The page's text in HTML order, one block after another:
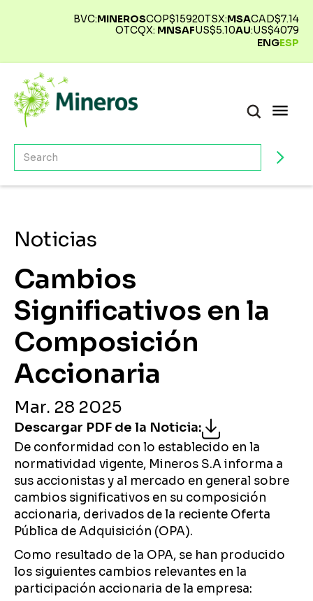
BVC:MINEROSCOP$15920TSX:MSACAD$7.14
OTCQX: MNSAFUS$5.10AU:US$4079
ENGESP
Noticias
Cambios
Significativos en la
Composición
Accionaria
Mar. 28 2025
Descargar PDF de la Noticia:
De conformidad con lo establecido en la
normatividad vigente, Mineros S.A informa a
sus accionistas y al mercado en general sobre
cambios significativos en su composición
accionaria, derivados de la reciente Oferta
Pública de Adquisición (OPA).
Como resultado de la OPA, se han producido
los siguientes cambios relevantes en la
participación accionaria de la empresa: